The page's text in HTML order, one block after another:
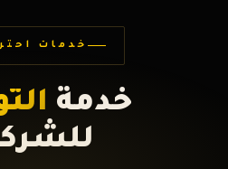
خدمات
خدمة